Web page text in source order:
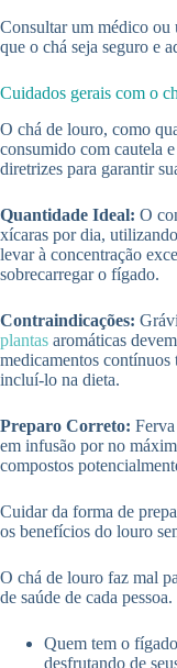
Consultar um médico ou
que o chá seja seguro e
Cuidados gerais com o
O chá de louro, como
consumido com cautela
diretrizes para garantir
Quantidade Ideal: O
xícaras por dia,
levar à concentração
sobrecarregar o fígado.
Contraindicações:
plantas aromáticas
medicamentos contínuos
incluí-lo na dieta.
Preparo Correto:
em infusão por no
compostos
Cuidar da forma de
os benefícios do louro
O chá de louro faz mal
de saúde de cada pessoa.
Quem tem o
desfrutando de